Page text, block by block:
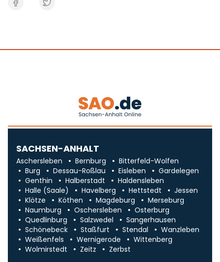
SACHSEN-ANHALT
Aschersleben Bernburg
Bitterfeld-Wolfen
Burg
Dessau-Roßlau Eisleben
Gardelegen
Genthin
Halberstadt
Haldensleben
Halle (Saale)
Havelberg Hettstedt
Jessen
Klötze
Köthen Magdeburg
Merseburg
Naumburg
Oschersleben
Osterburg
Quedlinburg
Salzwedel
Sangerhausen
Schönebeck
Staßfurt Stendal
Wanzleben
Weißenfels
Wernigerode
Wittenberg
Wolmirstedt
Zeitz Zerbst